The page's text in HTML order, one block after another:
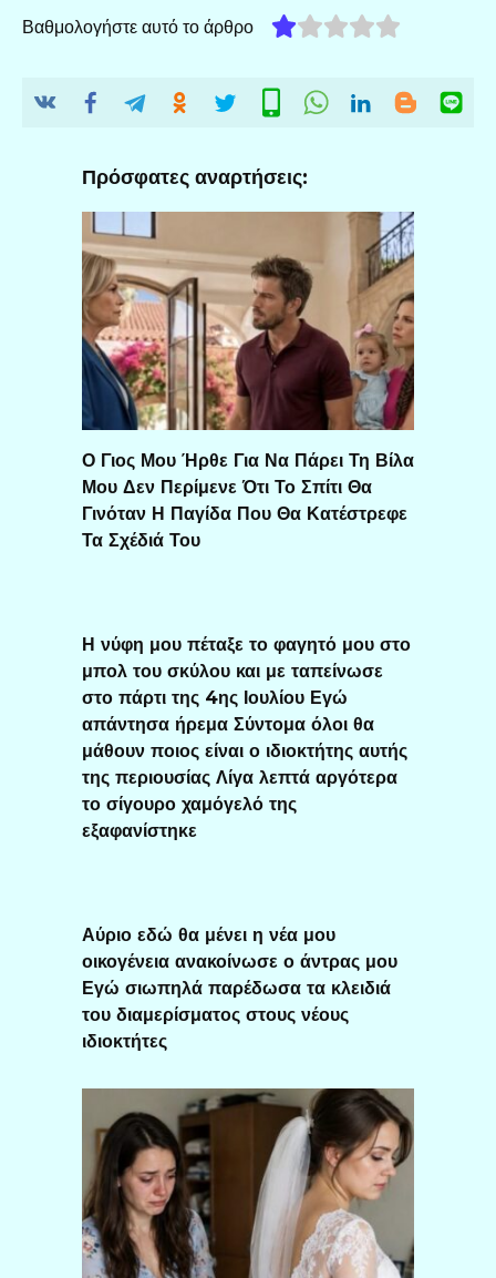
Βαθμολογήστε αυτό το άρθρο
Πρόσφατες αναρτήσεις:
Ο Γιος Μου Ήρθε Για Να Πάρει Τη Βίλα
Μου Δεν Περίμενε Ότι Το Σπίτι Θα
Γινόταν Η Παγίδα Που Θα Κατέστρεφε
Τα Σχέδιά Του
Η νύφη μου πέταξε το φαγητό μου στο
μπολ του σκύλου και με ταπείνωσε
στο πάρτι της 4ης Ιουλίου Εγώ
απάντησα ήρεμα Σύντομα όλοι θα
μάθουν ποιος είναι ο ιδιοκτήτης αυτής
της περιουσίας Λίγα λεπτά αργότερα
το σίγουρο χαμόγελό της
εξαφανίστηκε
Αύριο εδώ θα μένει η νέα μου
οικογένεια ανακοίνωσε ο άντρας μου
Εγώ σιωπηλά παρέδωσα τα κλειδιά
του διαμερίσματος στους νέους
ιδιοκτήτες